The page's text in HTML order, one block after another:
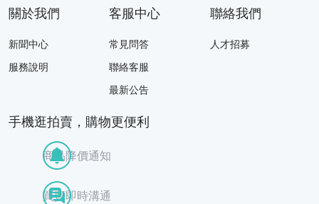
關於我們
新聞中心
服務說明
客服中心
常見問答
聯絡客服
最新公告
聯絡我們
人才招募
手機逛拍賣，購物更便利
商品降價通知
買賣即時溝通